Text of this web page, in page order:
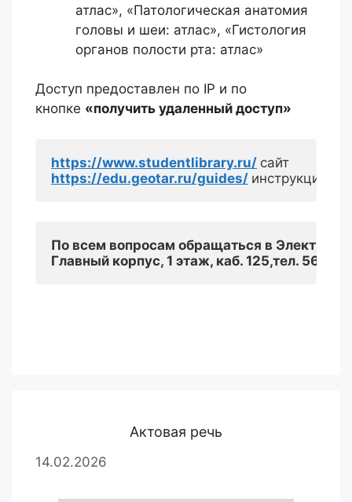
атлас», «Патологическая анатомия
головы и шеи: атлас», «Гистология
органов полости рта: атлас»
Доступ предоставлен по IP и по
кнопке «получить удаленный доступ»
https://www.studentlibrary.ru/
https://edu.geotar.ru/guides/ инструкции
По всем вопросам обращаться в
Главный корпус, 1 этаж, каб. 125,тел. 56-58-
Актовая речь
14.02.2026